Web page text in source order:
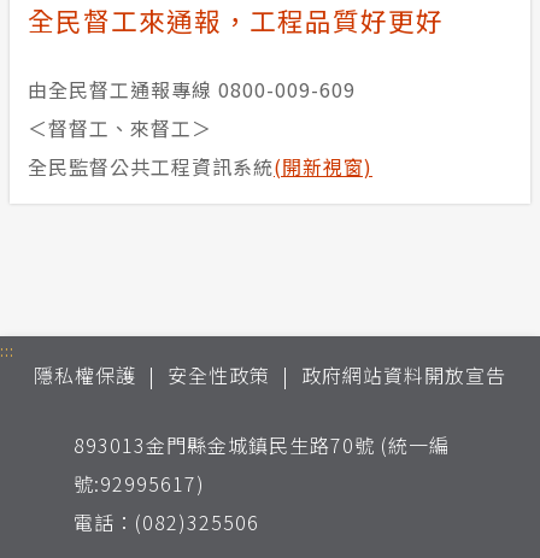
全民督工來通報，工程品質好更好
由全民督工通報專線 0800-009-609
＜督督工、來督工＞
全民監督公共工程資訊系統(開新視窗)
:::
隱私權保護 安全性政策 政府網站資料開放宣告
893013金門縣金城鎮民生路70號 (統一編
號:92995617)
電話：(082)325506